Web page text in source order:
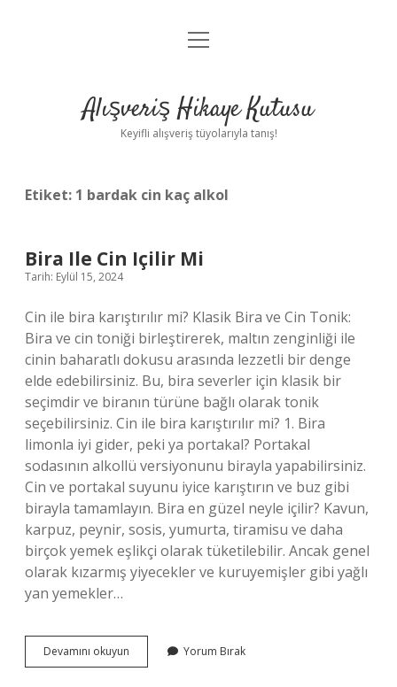
Anasayfa
Yasal Uyarı
menüyü
Alışveriş Hikaye Kutusu
Keyifli alışveriş tüyolarıyla tanış!
Etiket: 1 bardak cin kaç alkol
Bira Ile Cin Içilir Mi
Tarih: Eylül 15, 2024
Cin ile bira karıştırılır mi? Klasik Bira ve Cin Tonik:
Bira ve cin toniği birleştirerek, maltın zenginliği ile
cinin baharatlı dokusu arasında lezzetli bir denge
elde edebilirsiniz. Bu, bira severler için klasik bir
seçimdir ve biranın türüne bağlı olarak tonik
seçebilirsiniz. Cin ile bira karıştırılır mi? 1. Bira
limonla iyi gider, peki ya portakal? Portakal
sodasının alkollü versiyonunu birayla yapabilirsiniz.
Cin ve portakal suyunu iyice karıştırın ve buz gibi
birayla tamamlayın. Bira en güzel neyle içilir? Kavun,
karpuz, peynir, sosis, yumurta, tiramisu ve daha
birçok yemek eşlikçi olarak tüketilebilir. Ancak genel
olarak kızarmış yiyecekler ve kuruyemişler gibi yağlı
yan yemekler…
Devamını okuyun
Ile
Yorum Bırak